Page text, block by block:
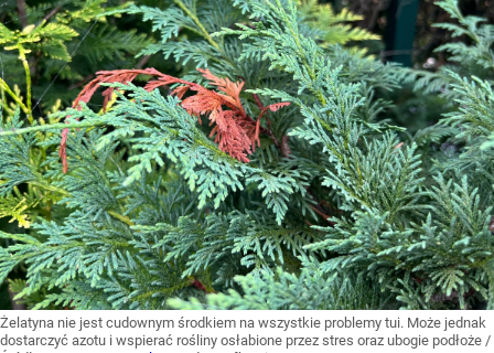
Żelatyna nie jest cudownym środkiem na wszystkie problemy tui. Może jednak
dostarczyć azotu i wspierać rośliny osłabione przez stres oraz ubogie podłoże /